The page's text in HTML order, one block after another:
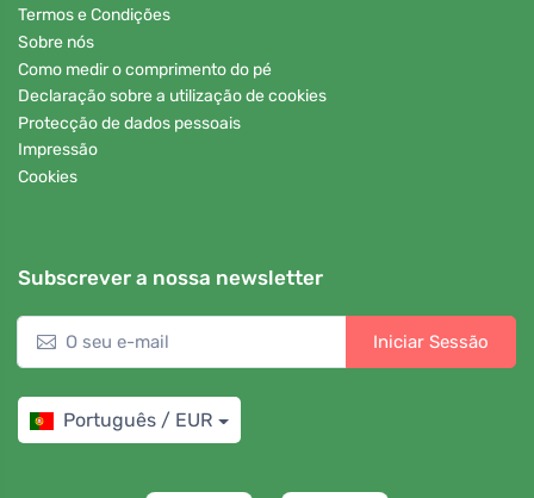
Termos e Condições
Sobre nós
Como medir o comprimento do pé
Declaração sobre a utilização de cookies
Protecção de dados pessoais
Impressão
Cookies
Subscrever a nossa newsletter
Iniciar Sessão
Português / EUR